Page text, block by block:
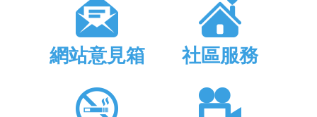
網站意見箱 社區服務